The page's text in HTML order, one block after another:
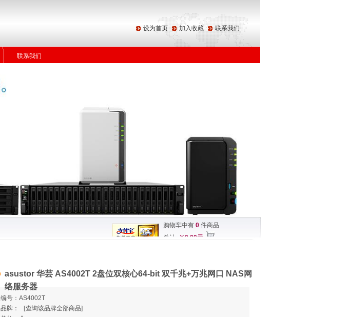
设为首页 加入收藏 联系我们
联系我们
联系我们
购物车中有 0 件商品
总计
￥0.00元
asustor 华芸 AS4002T 2盘位双核心64-bit 双千兆+万兆网口 NAS网
络服务器
编号：AS4002T
品牌：
[查询该品牌全部商品]